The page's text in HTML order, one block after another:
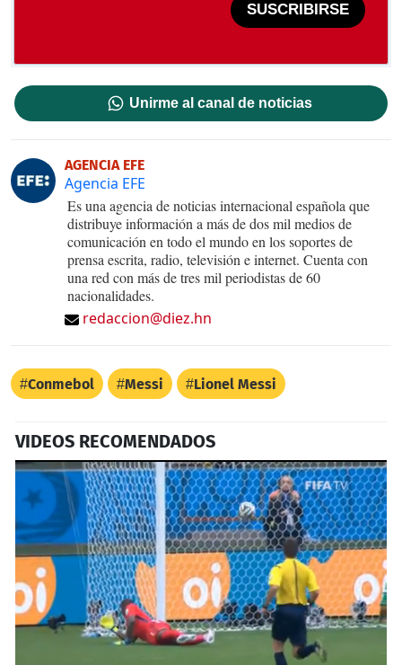
SUSCRIBIRSE
Unirme al canal de noticias
AGENCIA EFE
Agencia EFE
Es una agencia de noticias internacional española que
distribuye información a más de dos mil medios de
comunicación en todo el mundo en los soportes de
prensa escrita, radio, televisión e internet. Cuenta con
una red con más de tres mil periodistas de 60
nacionalidades.
redaccion@diez.hn
Conmebol Messi Lionel Messi
VIDEOS RECOMENDADOS